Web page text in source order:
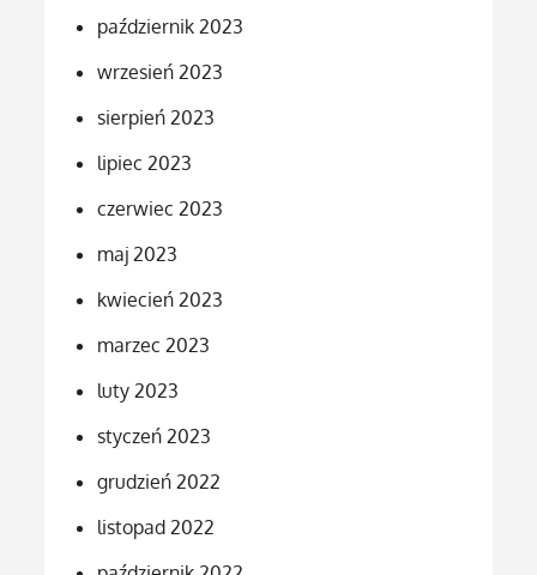
październik 2023
wrzesień 2023
sierpień 2023
lipiec 2023
czerwiec 2023
maj 2023
kwiecień 2023
marzec 2023
luty 2023
styczeń 2023
grudzień 2022
listopad 2022